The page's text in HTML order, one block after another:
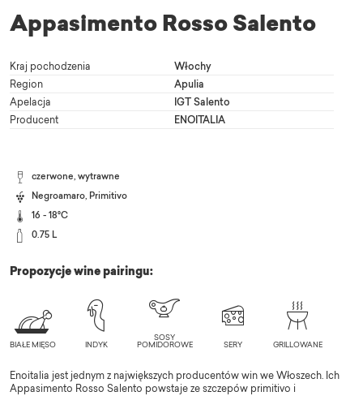
Appasimento Rosso Salento
Kraj pochodzenia
Włochy
Region
Apulia
Apelacja
IGT Salento
Producent
ENOITALIA
czerwone, wytrawne
Negroamaro, Primitivo
16 - 18°C
0.75 L
Propozycje wine pairingu:
Enoitalia jest jednym z największych producentów win we Włoszech. Ich
Appasimento Rosso Salento powstaje ze szczepów primitivo i